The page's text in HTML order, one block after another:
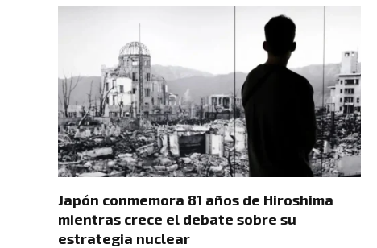
Japón conmemora 81 años de Hiroshima
mientras crece el debate sobre su
estrategia nuclear